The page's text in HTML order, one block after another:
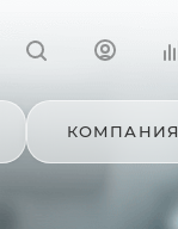
КОМПАНИЯ